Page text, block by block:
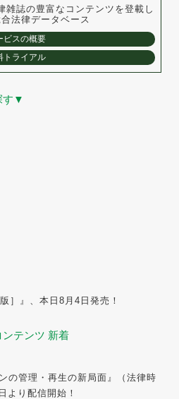
雑誌の豊富なコンテンツを登載し
法律データベース
ビスの概要
トライアル
す ▼
］』、本日8月4日発売！
テンツ 新着
の管理・再生の新局面』（法律時
より配信開始！